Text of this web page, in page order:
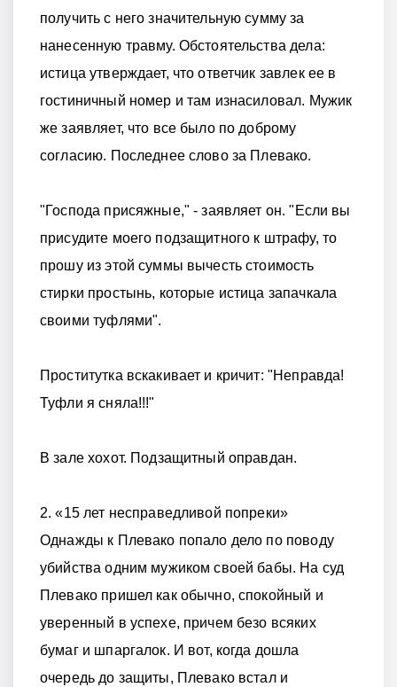
получить с него значительную сумму за
нанесенную травму. Обстоятельства дела:
истица утверждает, что ответчик завлек ее в
гостиничный номер и там изнасиловал. Мужик
же заявляет, что все было по доброму
согласию. Последнее слово за Плевако.
"Господа присяжные," - заявляет он. "Если вы
присудите моего подзащитного к штрафу, то
прошу из этой суммы вычесть стоимость
стирки простынь, которые истица запачкала
своими туфлями".
Проститутка вскакивает и кричит: "Неправда!
Туфли я сняла!!!"
В зале хохот. Подзащитный оправдан.
2. «15 лет несправедливой попреки»
Однажды к Плевако попало дело по поводу
убийства одним мужиком своей бабы. На суд
Плевако пришел как обычно, спокойный и
уверенный в успехе, причeм безо всяких
бумаг и шпаргалок. И вот, когда дошла
очередь до защиты, Плевако встал и